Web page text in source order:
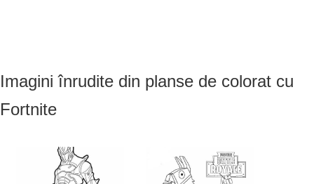
Imagini înrudite din planse de colorat cu
Fortnite